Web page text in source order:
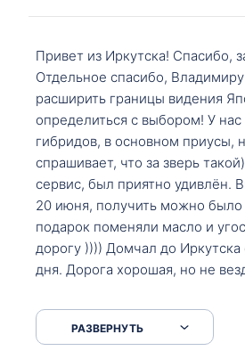
Привет из Иркутска! Спасибо,
Отдельное спасибо,
расширить границы видения
определиться с выбором! У
гибридов, в основном приусы,
спрашивает, что за зверь
сервис, был приятно удивлён.
20 июня, получить можно было
подарок поменяли масло и
дорогу )))) Домчал до
дня. Дорога хорошая, но не
серпантинах по пути
РАЗВЕРНУТЬ